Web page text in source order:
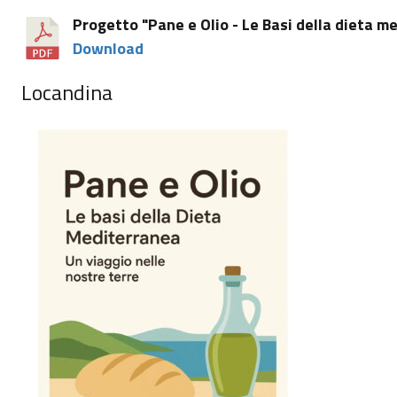
Progetto "Pane e Olio - Le Basi della dieta
Download
Locandina